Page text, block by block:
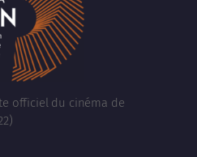
officiel du cinéma de